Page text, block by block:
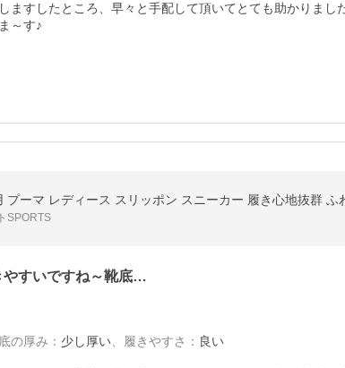
ますしたところ、早々と手配して頂いてとても助かりまし
～す♪
SPORTS
やすいですね～靴底…
底の厚み ： 少し厚い 履きやすさ ： 良い